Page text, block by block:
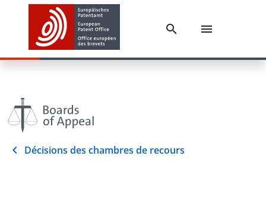
Décisions des chambres de recours